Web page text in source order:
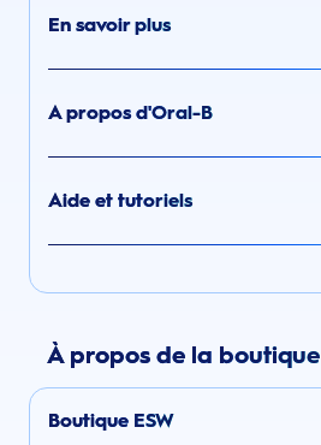
En savoir plus
A propos d'Oral-B
Aide et tutoriels
À propos de la boutique
Boutique ESW